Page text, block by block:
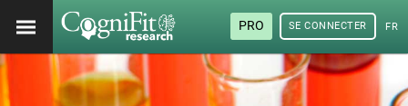
PRO SE CONNECTER